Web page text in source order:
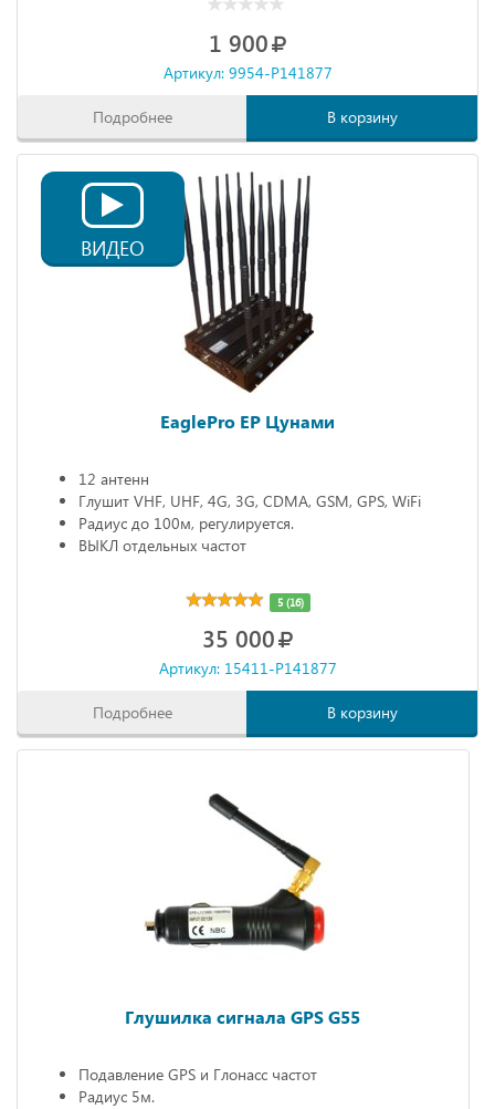
1 900
Артикул: 9954-P141877
Подробнее В корзину
ВИДЕО
EaglePro EP Цунами
12 антенн
Глушит VHF, UHF, 4G, 3G, CDMA, GSM, GPS, WiFi
Радиус до 100м, регулируется.
ВЫКЛ отдельных частот
5 (16)
35 000
Артикул: 15411-P141877
Подробнее В корзину
Глушилка сигнала GPS G55
Подавление GPS и Глонасс частот
Радиус 5м.